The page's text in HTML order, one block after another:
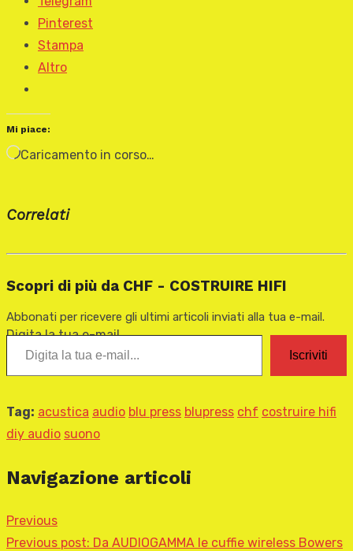
Pinterest
Stampa
Altro
Mi piace:
Caricamento in corso…
Correlati
Scopri di più da CHF - COSTRUIRE HIFI
Abbonati per ricevere gli ultimi articoli inviati alla tua e-mail.
Digita la tua e-mail...
Iscriviti
Tag: acustica audio blu press blupress chf costruire hifi
diy audio suono
Navigazione articoli
Previous
Previous post: Da AUDIOGAMMA le cuffie wireless Bowers